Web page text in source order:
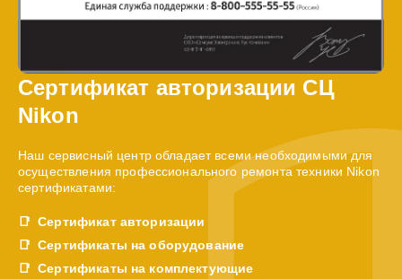
Сертификат авторизации СЦ
Nikon
Наш сервисный центр обладает всеми необходимыми для
осуществления профессионального ремонта техники Nikon
сертификатами:
Сертификат авторизации
Сертификаты на оборудование
Сертификаты на комплектующие